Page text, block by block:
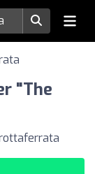
"The